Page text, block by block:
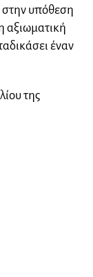
στην υπόθεση
αξιωματική
έναν
της